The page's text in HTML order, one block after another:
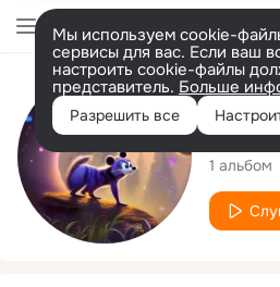
Мы используем cookie-
сервисы для вас. Если ваш
настроить cookie-файлы
представитель. Больше
Разрешить все
1 альбом